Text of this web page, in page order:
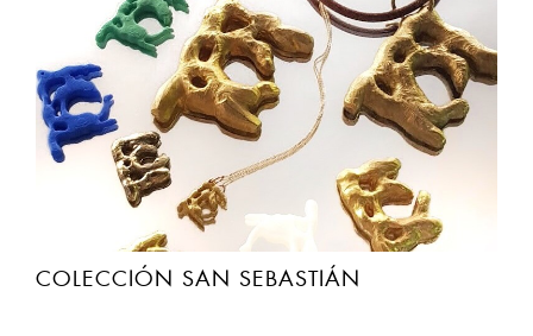
COLECCIÓN SAN SEBASTIÁN